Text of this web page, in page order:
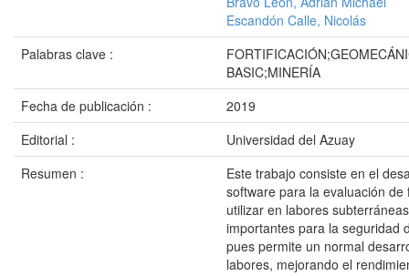
Escandón Calle, Nicolás
Palabras clave :
BASIC;MINERÍA
Fecha de publicación :
2019
Editorial :
Universidad del Azuay
Resumen :
Este trabajo consiste en el
software para la evaluación de
utilizar en labores
importantes para la seguridad
pues permite un normal
labores, mejorando el